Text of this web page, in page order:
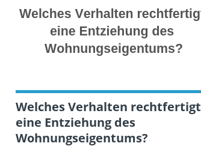
Welches Verhalten rechtfertigt
eine Entziehung des
Wohnungseigentums?